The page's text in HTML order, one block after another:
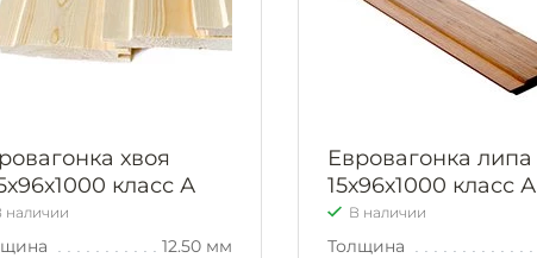
хвоя
класс А
наличии
12.50 мм
Евровагонка липа
15х96х1000 класс А
В наличии
Толщина